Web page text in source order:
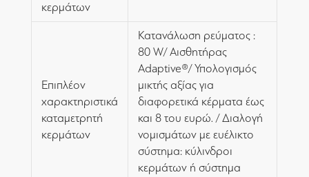
κερμάτων
Επιπλέον
χαρακτηριστικά
καταμετρητή
κερμάτων
Κατανάλωση ρεύματος :
80 W/ Αισθητήρας
Adaptive®/ Υπολογισμός
μικτής αξίας για
διαφορετικά κέρματα έως
και 8 του ευρώ. / Διαλογή
νομισμάτων με ευέλικτο
σύστημα: κύλινδροι
κερμάτων ή σύστημα